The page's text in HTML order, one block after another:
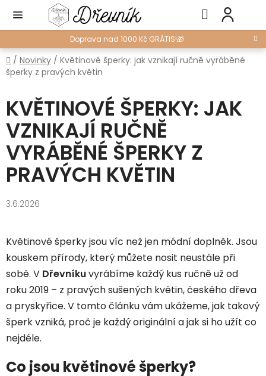
obsah
Doprava nad 1000 Kč GRÁTIS!🎁
Hledat
Domů
/ Novinky / Květinové šperky: jak vznikají ručně vyráběné
šperky z pravých květin
KVĚTINOVÉ ŠPERKY: JAK
VZNIKAJÍ RUČNĚ
VYRÁBĚNÉ ŠPERKY Z
PRAVÝCH KVĚTIN
3.6.2026
Květinové šperky jsou víc než jen módní doplněk. Jsou
kouskem přírody, který můžete nosit neustále při
sobě. V Dřevníkuvyrábíme každý kus ručně už od
roku 2019 – z pravých sušených květin, českého dřeva
a pryskyřice. V tomto článku vám ukážeme, jak takový
šperk vzniká, proč je každý originální a jak si ho užít co
nejdéle.
Co jsou květinové šperky?